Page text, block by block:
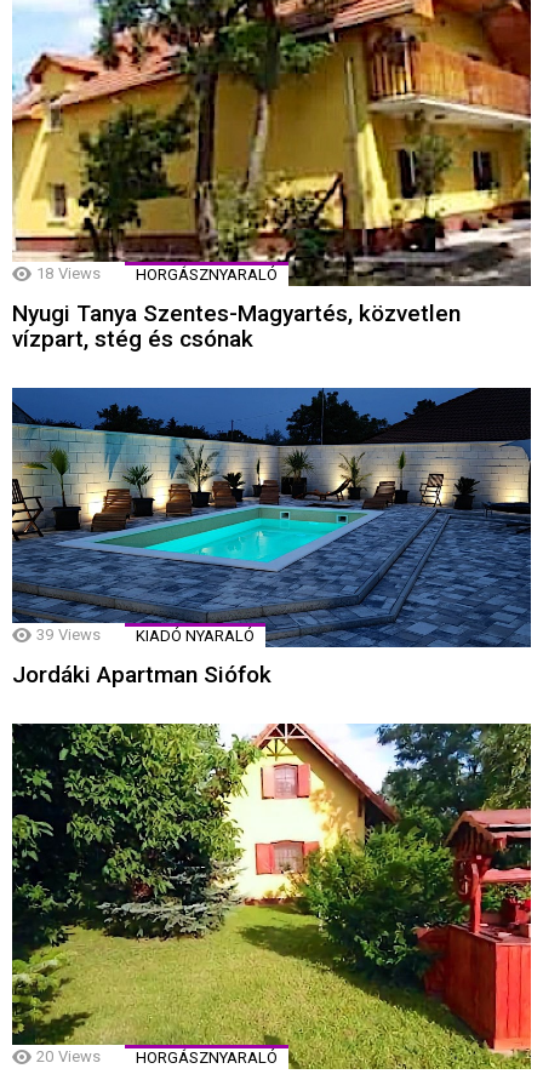
18 Views HORGÁSZNYARALÓ
Nyugi Tanya Szentes-Magyartés, közvetlen
vízpart, stég és csónak
39 Views KIADÓ NYARALÓ
Jordáki Apartman Siófok
20 Views HORGÁSZNYARALÓ